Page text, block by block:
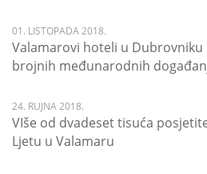
01. LISTOPADA 2018.
Valamarovi hoteli u
brojnih međunarodnih
24. RUJNA 2018.
VIše od dvadeset tisuća
Ljetu u Valamaru